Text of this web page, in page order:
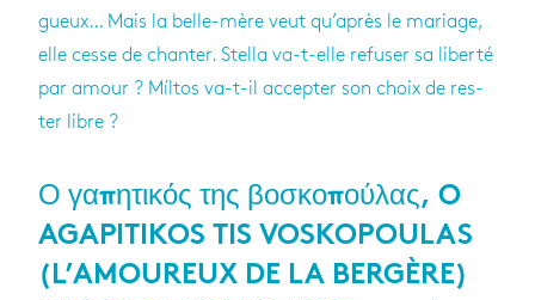
gueux… Mais la belle-mère veut qu’après le mariage,
elle cesse de chan­ter. Stella va-t-elle refu­ser sa liberté
par amour ? Míltos va-t-il accep­ter son choix de res­
ter libre ?
Ο γαπητικός της βοσκοπούλας, O
AGAPITIKOS TIS VOSKOPOULAS
(L’AMOUREUX DE LA BERGÈRE)